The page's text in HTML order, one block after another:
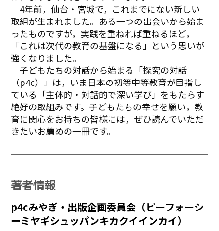
4年前，仙台・宮城で，これまでにない新しい
取組が生まれました。ある一つの出会いから始ま
ったものですが，実践を重ねれば重ねるほど，
「これは次代の教育の基盤になる」という思いが
強くなりました。
子どもたちの対話から始まる「探究の対話
（p4c）」は，いま日本の初等中等教育が目指し
ている「主体的・対話的で深い学び」をもたらす
絶好の取組みです。子どもたちの幸せを願い，教
育に関心をお持ちの皆様には，ぜひ読んでいただ
きたいお薦めの一冊です。
著者情報
p4cみやぎ・出版企画委員会（ピーフォーシ
ーミヤギシュッパンキカクイインカイ）